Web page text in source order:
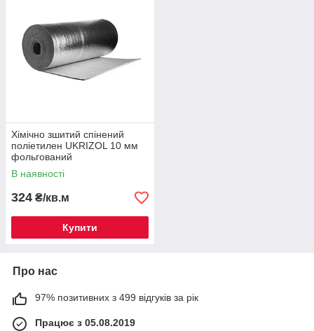
Хімічно зшитий спінений
поліетилен UKRIZOL 10 мм
фольгований
В наявності
324 ₴/кв.м
Купити
Про нас
97% позитивних з 499 відгуків за рік
Працює з 05.08.2019